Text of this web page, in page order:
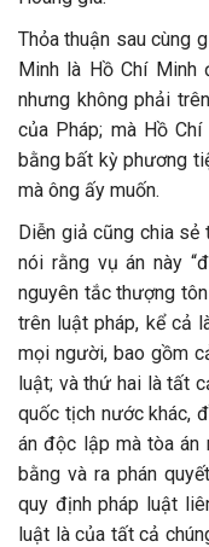
Thỏa thuận sau cùng
Minh là Hồ Chí Minh
nhưng không phải
của Pháp; mà Hồ
bằng bất kỳ phương
mà ông ấy muốn.
Diễn giả cũng chia sẻ
nói rằng vụ án này
nguyên tắc thượng
trên luật pháp, kể cả
mọi người, bao gồm
luật; và thứ hai là tất
quốc tịch nước khác,
án độc lập mà tòa án
bằng và ra phán
quy định pháp luật
luật là của tất cả